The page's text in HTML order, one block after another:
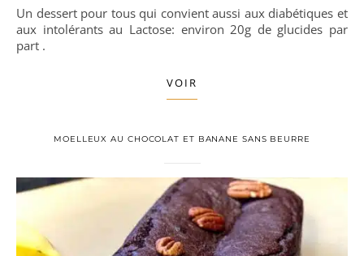
Un dessert pour tous qui convient aussi aux diabétiques et
aux intolérants au Lactose: environ 20g de glucides par
part .
VOIR
MOELLEUX AU CHOCOLAT ET BANANE SANS BEURRE